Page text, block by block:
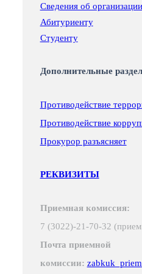
Сведения об организации
Абитуриенту
Студенту
Дополнительные
Противодействие
Противодействие
Прокурор разъясняет
РЕКВИЗИТЫ
Приемная комиссия:
7 (3022)-21-70-32
Почта приемной
комиссии: